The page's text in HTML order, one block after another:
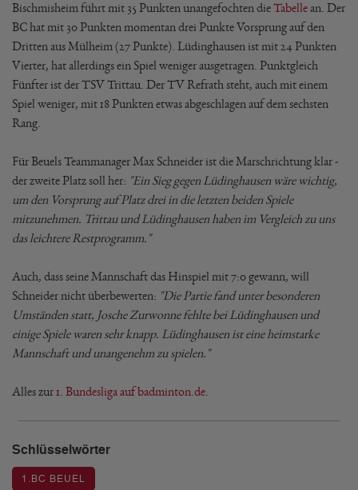
Bischmisheim führt mit 35 Punkten unangefochten dieTabellean. Der
BC hat mit 30 Punkten momentan drei Punkte Vorsprung auf den
Dritten aus Mülheim (27 Punkte). Lüdinghausen ist mit 24 Punkten
Vierter, hat allerdings ein Spiel weniger ausgetragen. Punktgleich
Fünfter ist der TSV Trittau. Der TV Refrath steht, auch mit einem
Spiel weniger, mit 18 Punkten etwas abgeschlagen auf dem sechsten
Rang.
Für Beuels Teammanager Max Schneider ist die Marschrichtung klar -
der zweite Platz soll her: "Ein Sieg gegen Lüdinghausen wäre wichtig,
um den Vorsprung auf Platz drei in die letzten beiden Spiele
mitzunehmen. Trittau und Lüdinghausen haben im Vergleich zu uns
das leichtere Restprogramm."
Auch, dass seine Mannschaft das Hinspiel mit 7:0 gewann, will
Schneider nicht überbewerten: "Die Partie fand unter besonderen
Umständen statt, Josche Zurwonne fehlte bei Lüdinghausen und
einige Spiele waren sehr knapp. Lüdinghausen ist eine heimstarke
Mannschaft und unangenehm zu spielen."
Alles zur1. Bundesliga auf badminton.de
Schlüsselwörter
1.BC BEUEL